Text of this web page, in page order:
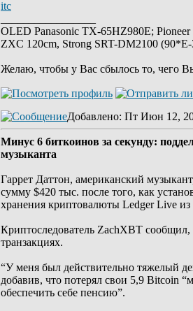
itc
OLED Panasonic TX-65HZ980E;
ZXC 120cm, Strong SRT-DM2100
Желаю, чтобы у Вас сбылось то, чего
Добавлено: Пт Июн 12,
Минус 6 биткоинов за секунду:
музыканта
Гаррет Даттон, американский
сумму $420 тыс. после того, как
хранения криптовалюты Ledger Live
Криптоследователь ZachXBT сообщил,
транзакциях.
“У меня был действительно тяжелый
добавив, что потерял свои 5,9 Bitcoin
обеспечить себе пенсию”.